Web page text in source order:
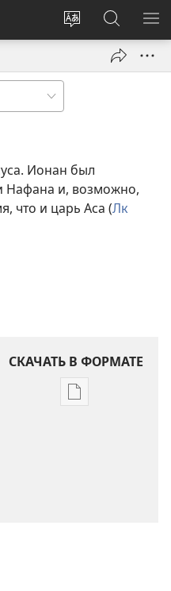
Изменить
Войти
(открывается
окне)
Поиск
по
jw.org
Ионан был
Нафана и, возможно,
что и царь Аса (Лк
СКАЧАТЬ В ФОРМАТЕ
Варианты